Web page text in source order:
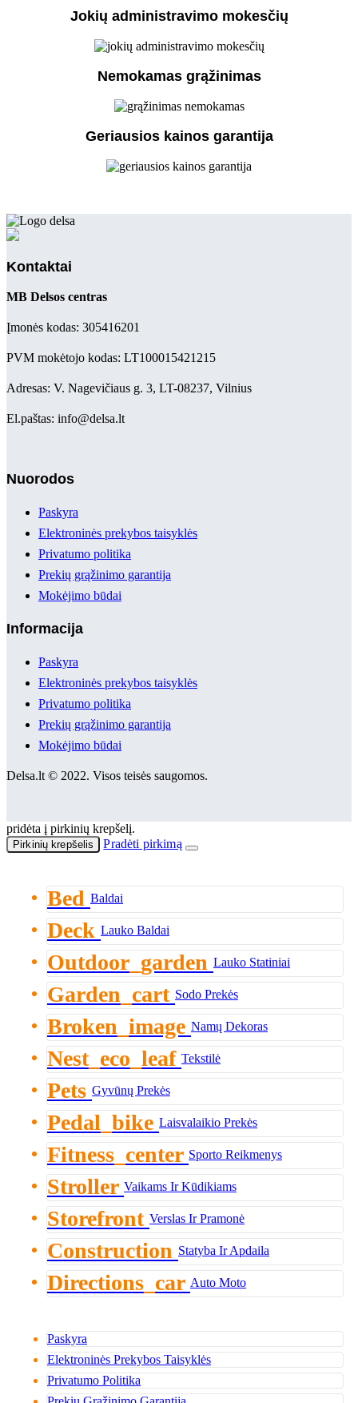
Jokių administravimo mokesčių
Nemokamas grąžinimas
Geriausios kainos garantija
Kontaktai
MB Delsos centras
Įmonės kodas: 305416201
PVM mokėtojo kodas: LT100015421215
Adresas: V. Nagevičiaus g. 3, LT-08237, Vilnius
El.paštas: info@delsa.lt
Nuorodos
Paskyra
Elektroninės prekybos taisyklės
Privatumo politika
Prekių grąžinimo garantija
Mokėjimo būdai
Informacija
Paskyra
Elektroninės prekybos taisyklės
Privatumo politika
Prekių grąžinimo garantija
Mokėjimo būdai
Delsa.lt © 2022. Visos teisės saugomos.
pridėta į pirkinių krepšelį.
Pirkinių krepšelis Pradėti pirkimą
Bed Baldai
Deck Lauko Baldai
Outdoor_garden Lauko Statiniai
Garden_cart Sodo Prekės
Broken_image Namų Dekoras
Nest_eco_leaf Tekstilė
Pets Gyvūnų Prekės
Pedal_bike Laisvalaikio Prekės
Fitness_center Sporto Reikmenys
Stroller Vaikams Ir Kūdikiams
Storefront Verslas Ir Pramonė
Construction Statyba Ir Apdaila
Directions_car Auto Moto
Paskyra
Elektroninės Prekybos Taisyklės
Privatumo Politika